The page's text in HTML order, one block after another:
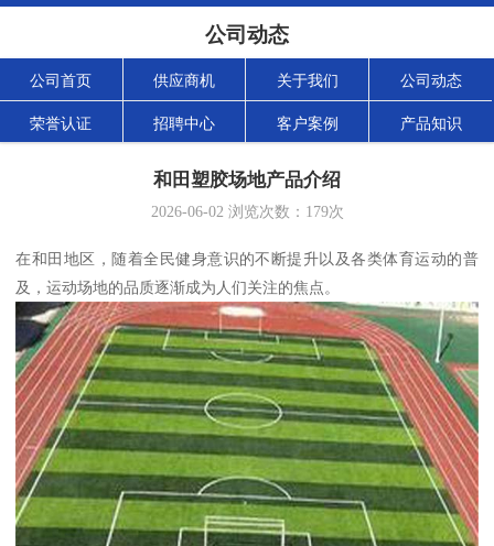
公司动态
公司首页 供应商机 关于我们 公司动态
荣誉认证 招聘中心 客户案例 产品知识
和田塑胶场地产品介绍
2026-06-02浏览次数： 179次
在和田地区，随着全民健身意识的不断提升以及各类体育运动的普
及，运动场地的品质逐渐成为人们关注的焦点。